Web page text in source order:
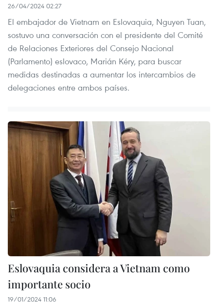
26/04/2024 02:27
El embajador de Vietnam en Eslovaquia, Nguyen Tuan,
sostuvo una conversación con el presidente del Comité
de Relaciones Exteriores del Consejo Nacional
(Parlamento) eslovaco, Marián Kéry, para buscar
medidas destinadas a aumentar los intercambios de
delegaciones entre ambos países.
Eslovaquia considera a Vietnam como
importante socio
19/01/2024 11:06